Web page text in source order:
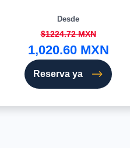
Desde
$1224.72 MXN
1,020.60 MXN
Reserva ya